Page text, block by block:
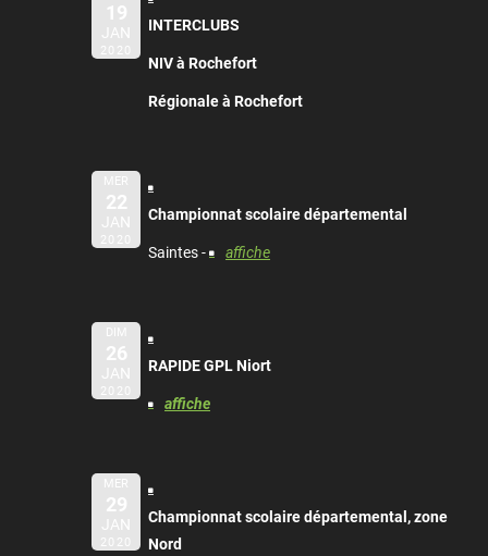
19
JAN
2020
INTERCLUBS
NIV à Rochefort
Régionale à Rochefort
MER
22
JAN
2020
Championnat scolaire départemental
Saintes - affiche
DIM
26
JAN
2020
RAPIDE GPL Niort
affiche
MER
29
JAN
2020
Championnat scolaire départemental, zone
Nord